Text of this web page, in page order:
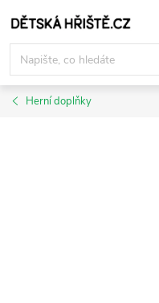
na
obsah
Herní doplňky